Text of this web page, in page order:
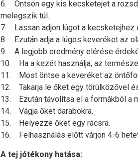
6. Öntsön egy kis kecsketejet a
melegszik túl.
7. Lassan adjon lúgot a kecsketejhez
8. Ezután adja a lúgos keveréket az
9. A legjobb eredmény elérése
10. Ha a kezét használja, az
11. Most öntse a keveréket az
12. Takarja le őket egy törülközővel
13. Ezután távolítsa el a formákból a
14. Vágja őket darabokra.
15. Helyezze őket egy rácsra.
16. Felhasználás előtt várjon 4-6
A tej jótékony hatása: